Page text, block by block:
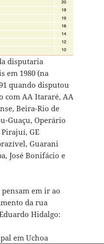
disputaria
em 1980 (na
quando disputou
AA Itararé, AA
Beira-Rio de
Guaçu, Operário
GE
Guarani
José Bonifácio e
em ir ao
da rua
Hidalgo: